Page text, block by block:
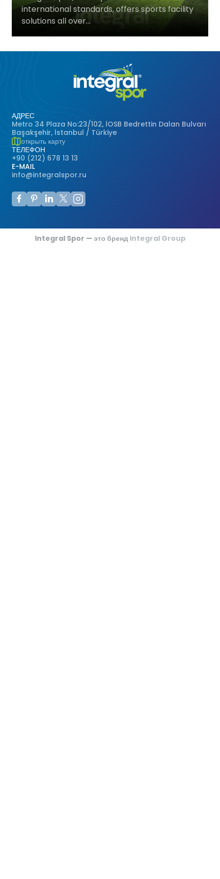
Баскетбольные Корты
Волейбольные Корты
Гандбольные Корты
Многофункциональные Поля
Хоккейные Поля
Бейсбольные Поля
Регби Поля
Бадминтонные Корты
Натуральная Трава
international standards, offers sports facility
solutions all over...
АДРЕС
Metro 34 Plaza No:23/102, İOSB Bedrettin Dalan Bulvarı
Başakşehir, İstanbul / Türkiye
открыть карту
ТЕЛЕФОН
+90 (212) 678 13 13
E-MAIL
info@integralspor.ru
Integral Spor — это бренд Integral Group